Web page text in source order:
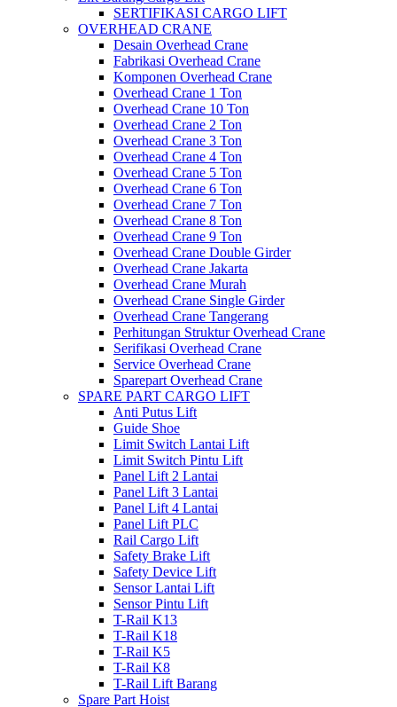
SERTIFIKASI CARGO LIFT
OVERHEAD CRANE
Desain Overhead Crane
Fabrikasi Overhead Crane
Komponen Overhead Crane
Overhead Crane 1 Ton
Overhead Crane 10 Ton
Overhead Crane 2 Ton
Overhead Crane 3 Ton
Overhead Crane 4 Ton
Overhead Crane 5 Ton
Overhead Crane 6 Ton
Overhead Crane 7 Ton
Overhead Crane 8 Ton
Overhead Crane 9 Ton
Overhead Crane Double Girder
Overhead Crane Jakarta
Overhead Crane Murah
Overhead Crane Single Girder
Overhead Crane Tangerang
Perhitungan Struktur Overhead Crane
Serifikasi Overhead Crane
Service Overhead Crane
Sparepart Overhead Crane
SPARE PART CARGO LIFT
Anti Putus Lift
Guide Shoe
Limit Switch Lantai Lift
Limit Switch Pintu Lift
Panel Lift 2 Lantai
Panel Lift 3 Lantai
Panel Lift 4 Lantai
Panel Lift PLC
Rail Cargo Lift
Safety Brake Lift
Safety Device Lift
Sensor Lantai Lift
Sensor Pintu Lift
T-Rail K13
T-Rail K18
T-Rail K5
T-Rail K8
T-Rail Lift Barang
Spare Part Hoist